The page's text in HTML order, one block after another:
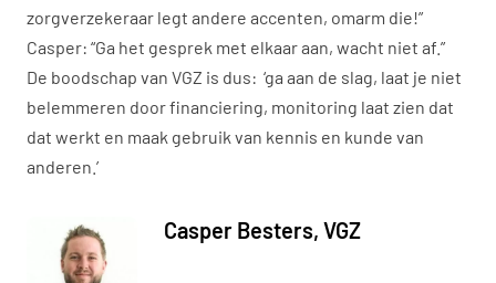
zorgverzekeraar legt andere accenten, omarm die!”
Casper: “Ga het gesprek met elkaar aan, wacht niet af.”
De boodschap van VGZ is dus: ‘ga aan de slag, laat je niet
belemmeren door financiering, monitoring laat zien dat
dat werkt en maak gebruik van kennis en kunde van
anderen.’
Casper Besters, VGZ